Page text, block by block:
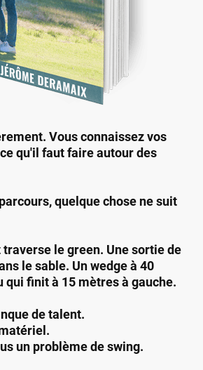
Vous connaissez vos
qu'il faut faire autour des
quelque chose ne suit
traverse le green. Une sortie de
le sable. Un wedge à 40
qui finit à 15 mètres à gauche.
de talent.
un problème de swing.